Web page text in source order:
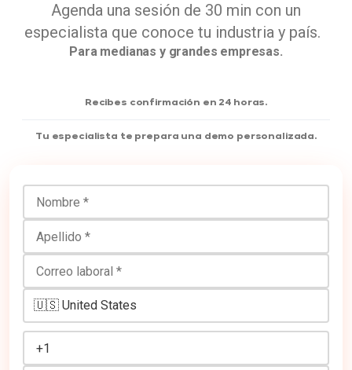
Agenda una sesión de 30 min con un
especialista que conoce tu industria y país.
Para medianas y grandes empresas.
Recibes confirmación en 24 horas.
Tu especialista te prepara una demo personalizada.